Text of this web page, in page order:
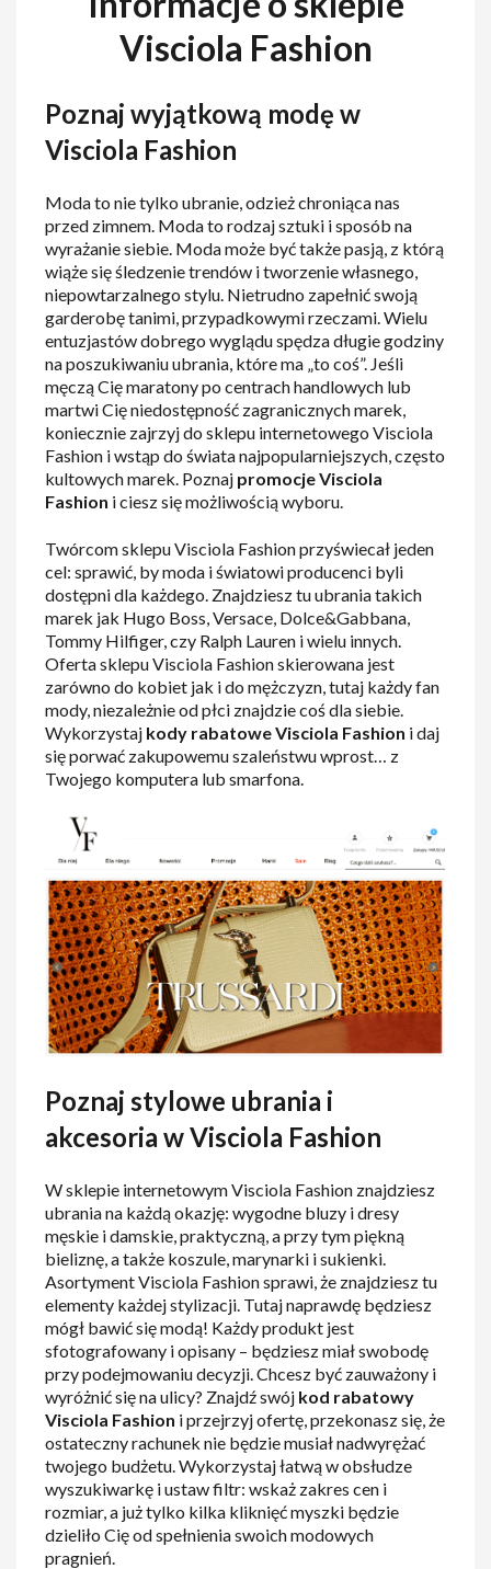
Visciola Fashion
Poznaj wyjątkową modę w
Visciola Fashion
Moda to nie tylko ubranie, odzież chroniąca nas
przed zimnem. Moda to rodzaj sztuki i sposób na
wyrażanie siebie. Moda może być także pasją, z którą
wiąże się śledzenie trendów i tworzenie własnego,
niepowtarzalnego stylu. Nietrudno zapełnić swoją
garderobę tanimi, przypadkowymi rzeczami. Wielu
entuzjastów dobrego wyglądu spędza długie godziny
na poszukiwaniu ubrania, które ma „to coś”. Jeśli
męczą Cię maratony po centrach handlowych lub
martwi Cię niedostępność zagranicznych marek,
koniecznie zajrzyj do sklepu internetowego Visciola
Fashion i wstąp do świata najpopularniejszych, często
kultowych marek. Poznaj promocje Visciola
Fashion i ciesz się możliwością wyboru.
Twórcom sklepu Visciola Fashion przyświecał jeden
cel: sprawić, by moda i światowi producenci byli
dostępni dla każdego. Znajdziesz tu ubrania takich
marek jak Hugo Boss, Versace, Dolce&Gabbana,
Tommy Hilfiger, czy Ralph Lauren i wielu innych.
Oferta sklepu Visciola Fashion skierowana jest
zarówno do kobiet jak i do mężczyzn, tutaj każdy fan
mody, niezależnie od płci znajdzie coś dla siebie.
Wykorzystaj kody rabatowe Visciola Fashion i daj
się porwać zakupowemu szaleństwu wprost… z
Twojego komputera lub smarfona.
Poznaj stylowe ubrania i
akcesoria w Visciola Fashion
W sklepie internetowym Visciola Fashion znajdziesz
ubrania na każdą okazję: wygodne bluzy i dresy
męskie i damskie, praktyczną, a przy tym piękną
bieliznę, a także koszule, marynarki i sukienki.
Asortyment Visciola Fashion sprawi, że znajdziesz tu
elementy każdej stylizacji. Tutaj naprawdę będziesz
mógł bawić się modą! Każdy produkt jest
sfotografowany i opisany – będziesz miał swobodę
przy podejmowaniu decyzji. Chcesz być zauważony i
wyróżnić się na ulicy? Znajdź swój kod rabatowy
Visciola Fashion i przejrzyj ofertę, przekonasz się, że
ostateczny rachunek nie będzie musiał nadwyrężać
twojego budżetu. Wykorzystaj łatwą w obsłudze
wyszukiwarkę i ustaw filtr: wskaż zakres cen i
rozmiar, a już tylko kilka kliknięć myszki będzie
dzieliło Cię od spełnienia swoich modowych
pragnień.